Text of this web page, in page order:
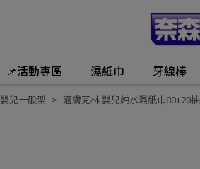
📌活動專區 濕紙巾 牙線棒
嬰兒一般型 適膚克林 嬰兒純水濕紙巾80+20抽